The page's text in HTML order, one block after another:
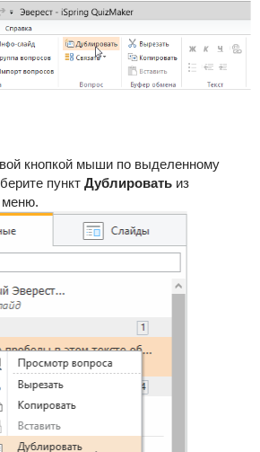
кнопкой мыши по выделенному
пункт Дублироватьиз
меню.